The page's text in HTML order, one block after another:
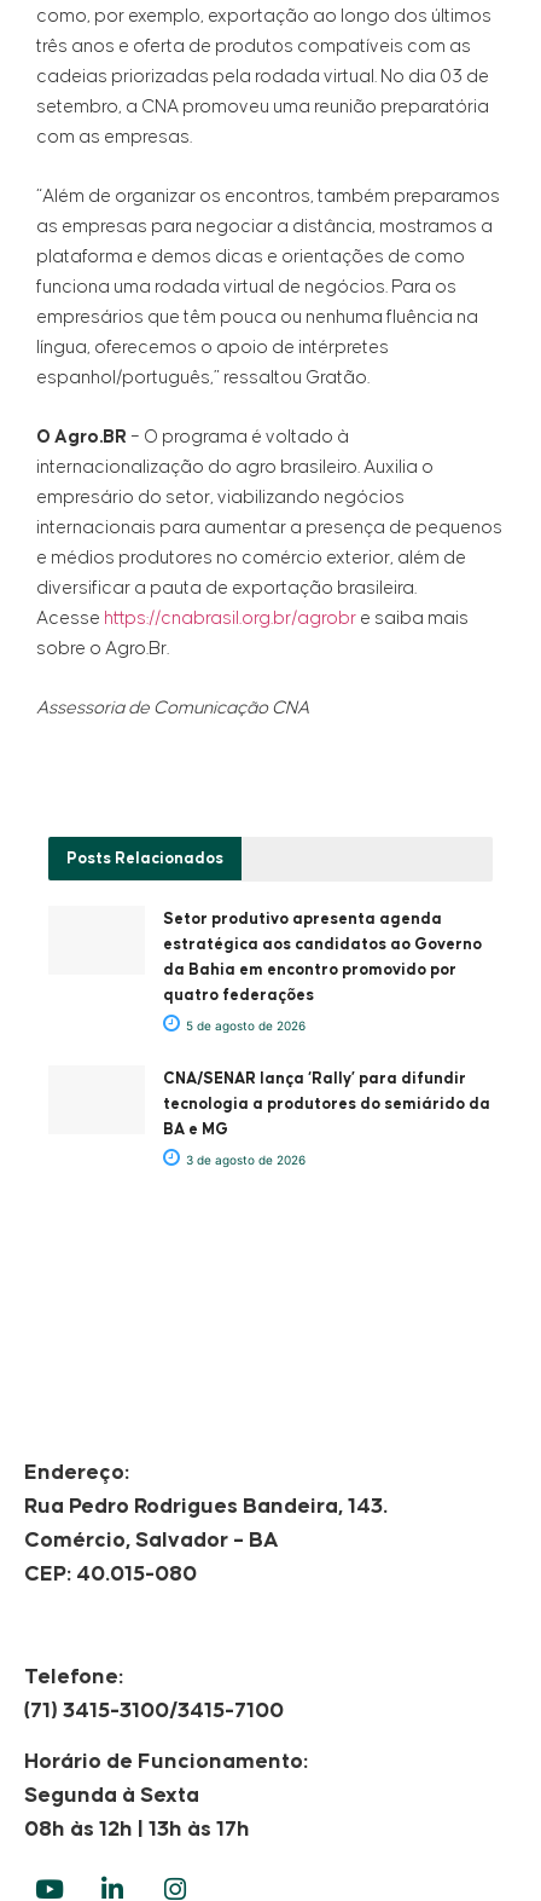
como, por exemplo, exportação ao longo dos últimos
três anos e oferta de produtos compatíveis com as
cadeias priorizadas pela rodada virtual. No dia 03 de
setembro, a CNA promoveu uma reunião preparatória
com as empresas.
“Além de organizar os encontros, também preparamos
as empresas para negociar a distância, mostramos a
plataforma e demos dicas e orientações de como
funciona uma rodada virtual de negócios. Para os
empresários que têm pouca ou nenhuma fluência na
língua, oferecemos o apoio de intérpretes
espanhol/português,” ressaltou Gratão.
O Agro.BR – O programa é voltado à
internacionalização do agro brasileiro. Auxilia o
empresário do setor, viabilizando negócios
internacionais para aumentar a presença de pequenos
e médios produtores no comércio exterior, além de
diversificar a pauta de exportação brasileira.
Acesse https://cnabrasil.org.br/agrobr e saiba mais
sobre o Agro.Br.
Assessoria de Comunicação CNA
Posts Relacionados
Setor produtivo apresenta agenda
estratégica aos candidatos ao Governo
da Bahia em encontro promovido por
quatro federações
5 de agosto de 2026
CNA/SENAR lança ‘Rally’ para difundir
tecnologia a produtores do semiárido da
BA e MG
3 de agosto de 2026
Endereço:
Rua Pedro Rodrigues Bandeira, 143.
Comércio, Salvador – BA
CEP: 40.015-080
Telefone:
(71) 3415-3100/3415-7100
Horário de Funcionamento:
Segunda à Sexta
08h às 12h | 13h às 17h